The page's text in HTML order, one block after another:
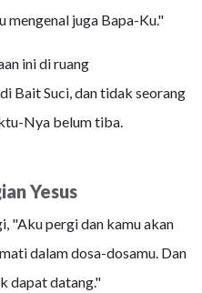
mengenal juga Bapa-Ku."
ini di ruang
Bait Suci, dan tidak seorang
Nya belum tiba.
Yesus
"Aku pergi dan kamu akan
dalam dosa-dosamu. Dan
dapat datang."